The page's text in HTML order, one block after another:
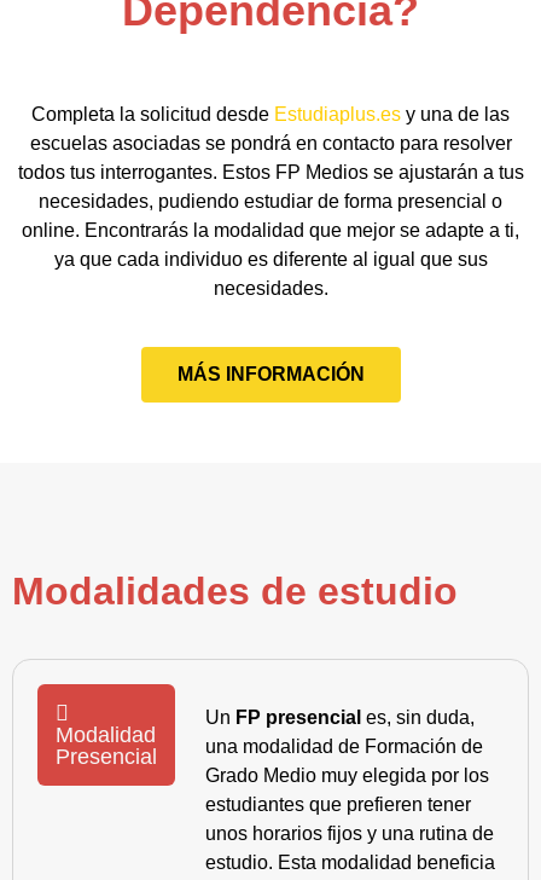
Dependencia?
Completa la solicitud desde Estudiaplus.es y una de las
escuelas asociadas se pondrá en contacto para resolver
todos tus interrogantes. Estos FP Medios se ajustarán a tus
necesidades, pudiendo estudiar de forma presencial o
online. Encontrarás la modalidad que mejor se adapte a ti,
ya que cada individuo es diferente al igual que sus
necesidades.
MÁS INFORMACIÓN
Modalidades de estudio
Modalidad
Presencial
Un FP presencial es, sin duda,
una modalidad de Formación de
Grado Medio muy elegida por los
estudiantes que prefieren tener
unos horarios fijos y una rutina de
estudio. Esta modalidad beneficia